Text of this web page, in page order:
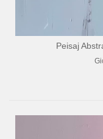
Peisaj